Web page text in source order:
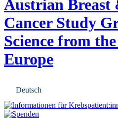
Austrian Breast
Cancer Study
Science from
Europe
Deutsch